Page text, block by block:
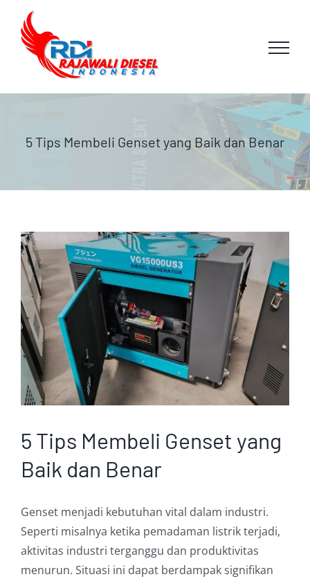
content
5 Tips Membeli Genset yang Baik dan Benar
View
Larger
Image
5 Tips Membeli Genset yang
Baik dan Benar
Genset menjadi kebutuhan vital dalam industri.
Seperti misalnya ketika pemadaman listrik terjadi,
aktivitas industri terganggu dan produktivitas
menurun. Situasi ini dapat berdampak signifikan